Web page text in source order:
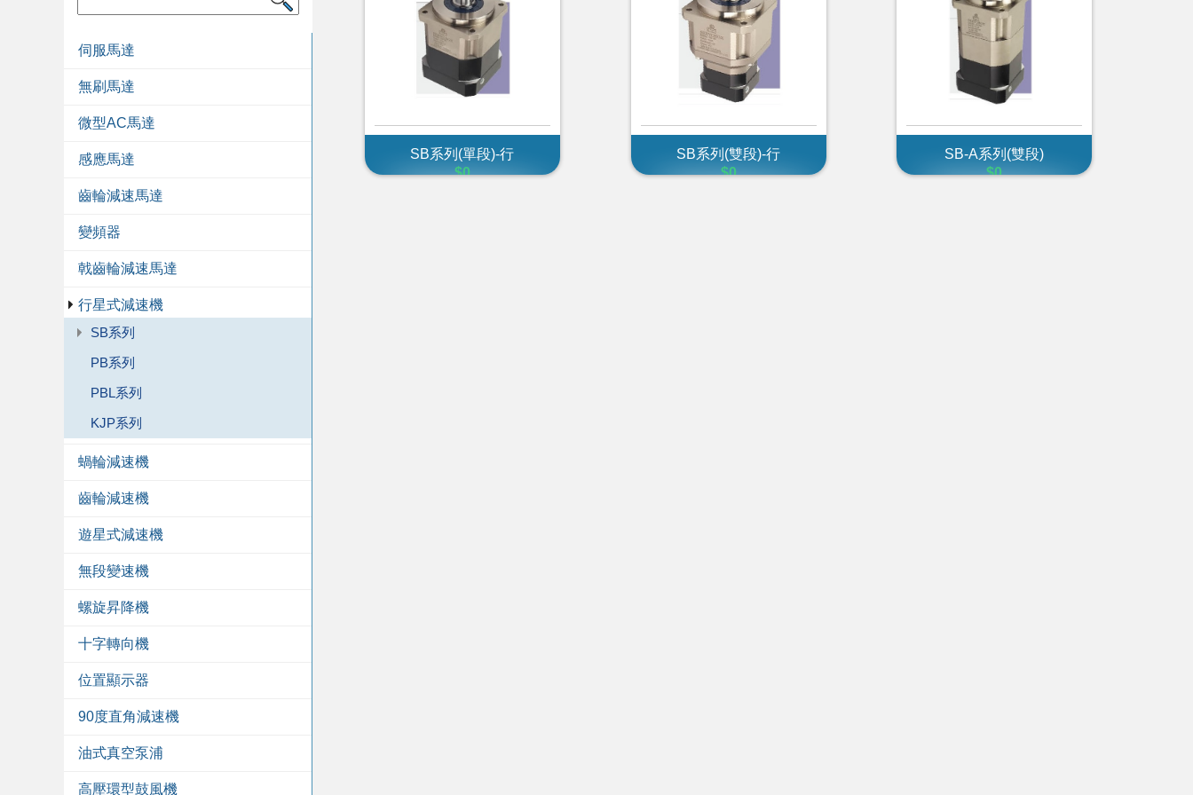
伺服馬達
無刷馬達
微型AC馬達
感應馬達
齒輪減速馬達
變頻器
戟齒輪減速馬達
行星式減速機
SB系列
PB系列
PBL系列
KJP系列
蝸輪減速機
齒輪減速機
遊星式減速機
無段變速機
螺旋昇降機
十字轉向機
位置顯示器
90度直角減速機
油式真空泵浦
高壓環型鼓風機
SB系列(單段)-行
$0
SB系列(雙段)-行
$0
SB-A系列(雙段)
$0